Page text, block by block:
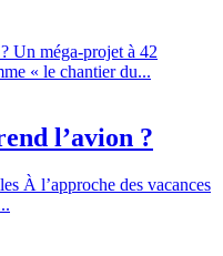
Un méga-projet à 42
« le chantier du...
l’avion ?
À l’approche des vacances